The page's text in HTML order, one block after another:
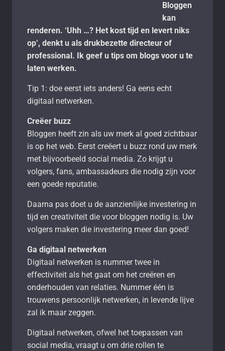
Bloggen
kan
renderen. ‘Uhh …? Het kost tijd en levert niks
op’, denkt u als drukbezette directeur of
professional. Ik geef u tips om blogs voor u te
laten werken.
Tip 1: doe eerst iets anders! Ga eens echt
digitaal netwerken.
Creëer buzz
Bloggen heeft zin als uw merk al goed zichtbaar
is op het web. Eerst creëert u buzz rond uw merk
met bijvoorbeeld social media. Zo krijgt u
volgers, fans, ambassadeurs die nodig zijn voor
een goede reputatie.
Daarna pas doet u de aanzienlijke investering in
tijd en creativiteit die voor bloggen nodig is. Uw
volgers maken die investering meer dan goed!
Ga digitaal netwerken
Digitaal netwerken is nummer twee in
effectiviteit als het gaat om het creëren en
onderhouden van relaties. Nummer één is
trouwens persoonlijk netwerken, in levende lijve
zal ik maar zeggen.
Digitaal netwerken, ofwel het toepassen van
social media, vraagt u om drie rollen te